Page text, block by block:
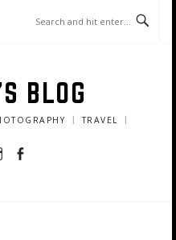
BLOG
｜ TRAVEL ｜
Instagram